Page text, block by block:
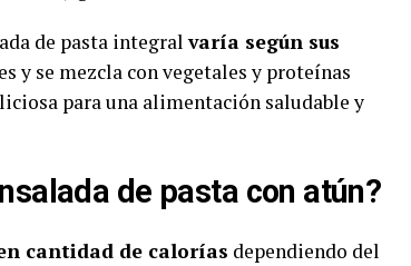
de pasta integralvaría según sus
y se mezcla con vegetales y proteínas
para una alimentación saludable y
de pasta con atún?
cantidad de calorías dependiendo del